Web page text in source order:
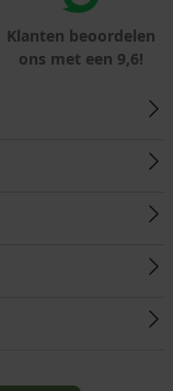
Klanten beoordelen
ons met een 9,6!